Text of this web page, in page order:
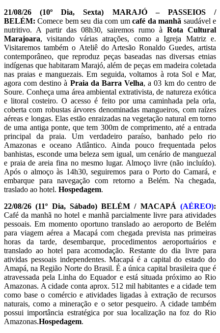
21/08/26(10º Dia, Sexta) MARAJÓ – PASSEIOS /
BELÉM: Comece bem seu dia com umcafé da manhã saudável e
nutritivo. A partir das 08h30, sairemos rumo à Rota Cultural
Marajoara, visitando várias atrações, como a Igreja Matriz e.
Visitaremos também o Ateliê do Artesão Ronaldo Guedes, artista
contemporâneo, que reproduz peças baseadas nas diversas etnias
indígenas que habitaram Marajó, além de peças em madeira coletada
nas praias e manguezais. Em seguida, voltamos à rota Sol e Mar,
agora com destino à Praia da Barra Velha, a 03 km do centro de
Soure. Conheça uma área ambiental extrativista, de natureza exótica
e litoral costeiro. O acesso é feito por uma caminhada pela orla,
coberta com robustas árvores denominadas mangueiros, com raízes
aéreas e longas. Elas estão enraizadas na vegetação natural em torno
de uma antiga ponte, que tem 300m de comprimento, até a entrada
principal da praia. Um verdadeiro paraíso, banhado pelo rio
Amazonas e oceano Atlântico. Ainda pouco frequentada pelos
banhistas, esconde uma beleza sem igual, um cenário de manguezal
e praia de areia fina no mesmo lugar. Almoço livre (não incluído).
Após o almoço às 14h30, seguiremos para o Porto do Camará, e
embarque para navegação com retorno a Belém. Na chegada,
traslado ao hotel. Hospedagem.
22/08/26(11º Dia, Sábado) BELÉM / MACAPÁ(AÉREO):
Café da manhã no hotel e manhã parcialmente livre para atividades
pessoais. Em momento oportuno translado ao aeroporto de Belém
para viagem aérea a Macapá com chegada prevista nas primeiras
horas da tarde, desembarque, procedimentos aeroportuários e
translado ao hotel para acomodação. Restante do dia livre para
atividas pessoais independentes. Macapá é a capital do estado do
Amapá, na Região Norte do Brasil. É a única capital brasileira que é
atravessada pela Linha do Equador e está situada próximo ao Rio
Amazonas. A cidade conta aprox. 512 mil habitantes e a cidade tem
como base o comércio e atividades ligadas à extração de recursos
naturais, como a mineração e o setor pesqueiro. A cidade também
possui importância estratégica por sua localização na foz do Rio
Amazonas.Hospedagem.